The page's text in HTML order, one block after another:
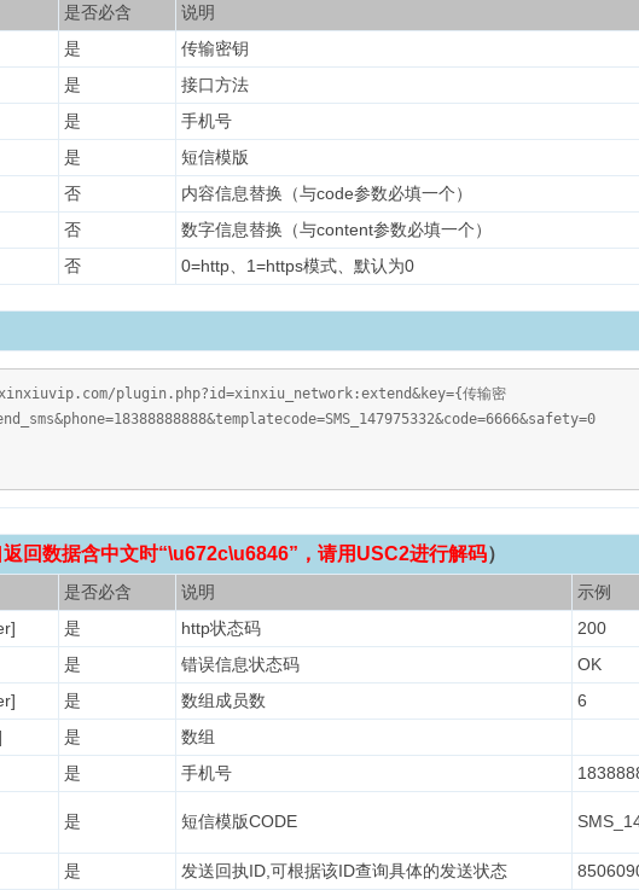
是否必含 说明
是 传输密钥
是 接口方法
是 手机号
是 短信模版
否
内容信息替换（与code参数必填一个）
否 数字信息替换（与content参数必填一个）
否 0=http、1=https模式、默认为0
plugin.php?id=xinxiu_network:extend&key={传输密
返回数据含中文时“\u672c\u6846”，请用USC2进行解码）
是否必含 说明
示例
是 http状态码
200
是 错误信息状态码
OK
是 数组成员数
6
是
数组
是 手机号
是 短信模版CODE
是 发送回执ID,可根据该ID查询具体的发送状态